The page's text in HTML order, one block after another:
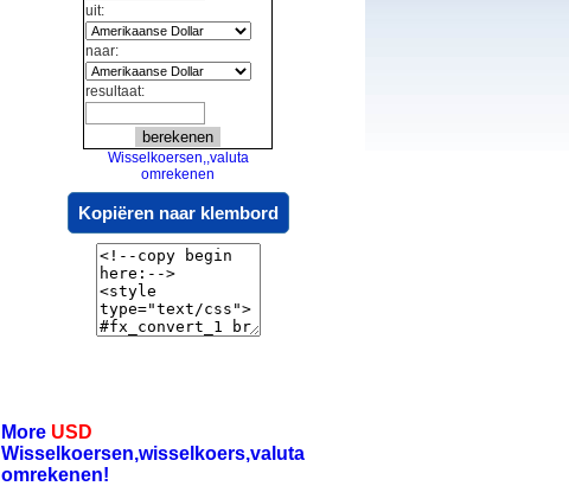
uit:
naar:
resultaat:
Wisselkoersen,,valuta
omrekenen
Kopiëren naar klembord
More USD
Wisselkoersen,wisselkoers,valuta
omrekenen!